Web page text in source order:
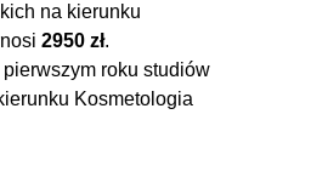
na kierunku
2950 zł.
pierwszym roku studiów
Kosmetologia